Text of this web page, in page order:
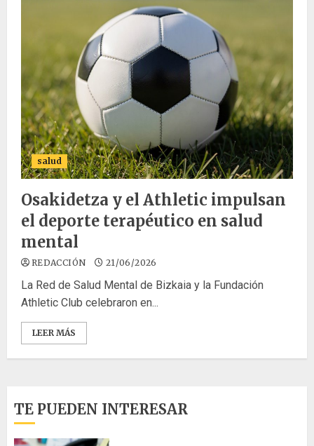
salud
Osakidetza y el Athletic impulsan
el deporte terapéutico en salud
mental
REDACCIÓN 21/06/2026
La Red de Salud Mental de Bizkaia y la Fundación
Athletic Club celebraron en...
LEER MÁS
TE PUEDEN INTERESAR